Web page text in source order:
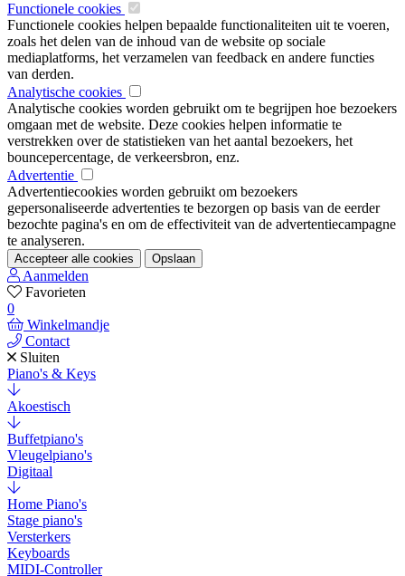
Functionele cookies
Functionele cookies helpen bepaalde functionaliteiten uit te voeren,
zoals het delen van de inhoud van de website op sociale
mediaplatforms, het verzamelen van feedback en andere functies
van derden.
Analytische cookies
Analytische cookies worden gebruikt om te begrijpen hoe bezoekers
omgaan met de website. Deze cookies helpen informatie te
verstrekken over de statistieken van het aantal bezoekers, het
bouncepercentage, de verkeersbron, enz.
Advertentie
Advertentiecookies worden gebruikt om bezoekers
gepersonaliseerde advertenties te bezorgen op basis van de eerder
bezochte pagina's en om de effectiviteit van de advertentiecampagne
te analyseren.
Accepteer alle cookies Opslaan
Aanmelden
Favorieten
0
Winkelmandje
Contact
Sluiten
Piano's & Keys
Akoestisch
Buffetpiano's
Vleugelpiano's
Digitaal
Home Piano's
Stage piano's
Versterkers
Keyboards
MIDI-Controller